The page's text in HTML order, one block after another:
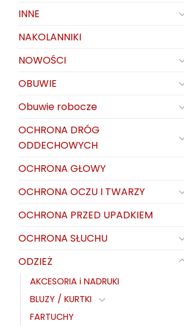
INNE
NAKOLANNIKI
NOWOŚCI
OBUWIE
Obuwie robocze
OCHRONA DRÓG
ODDECHOWYCH
OCHRONA GŁOWY
OCHRONA OCZU I TWARZY
OCHRONA PRZED UPADKIEM
OCHRONA SŁUCHU
ODZIEŻ
AKCESORIA i NADRUKI
BLUZY / KURTKI
FARTUCHY